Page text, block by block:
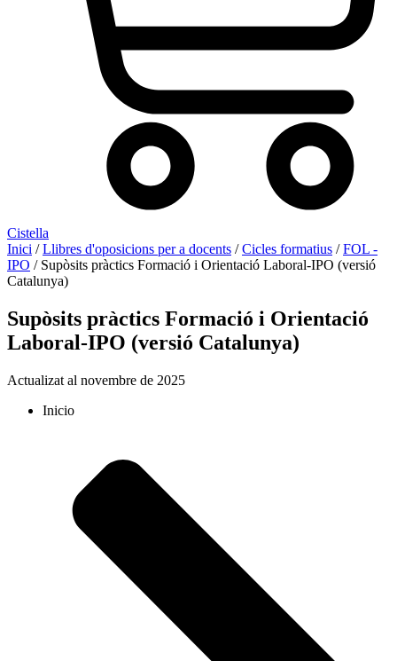
Cistella
Inici /Llibres d'oposicions per a docents /Cicles formatius /FOL -
IPO / Supòsits pràctics Formació i Orientació Laboral-IPO (versió
Catalunya)
Supòsits pràctics Formació i Orientació
Laboral-IPO (versió Catalunya)
Actualizat al novembre de 2025
Inicio